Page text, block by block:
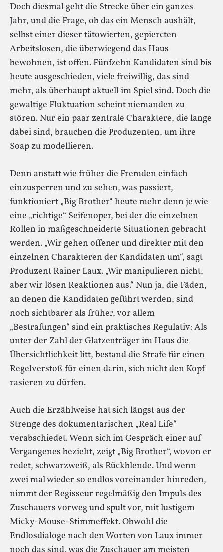
Doch diesmal geht die Strecke über ein ganzes
Jahr, und die Frage, ob das ein Mensch aushält,
selbst einer dieser tätowierten, gepiercten
Arbeitslosen, die überwiegend das Haus
bewohnen, ist offen. Fünfzehn Kandidaten sind bis
heute ausgeschieden, viele freiwillig, das sind
mehr, als überhaupt aktuell im Spiel sind. Doch die
gewaltige Fluktuation scheint niemanden zu
stören. Nur ein paar zentrale Charaktere, die lange
dabei sind, brauchen die Produzenten, um ihre
Soap zu modellieren.
Denn anstatt wie früher die Fremden einfach
einzusperren und zu sehen, was passiert,
funktioniert „Big Brother“ heute mehr denn je wie
eine „richtige“ Seifenoper, bei der die einzelnen
Rollen in maßgeschneiderte Situationen gebracht
werden. „Wir gehen offener und direkter mit den
einzelnen Charakteren der Kandidaten um“, sagt
Produzent Rainer Laux. „Wir manipulieren nicht,
aber wir lösen Reaktionen aus.“ Nun ja, die Fäden,
an denen die Kandidaten geführt werden, sind
noch sichtbarer als früher, vor allem
„Bestrafungen“ sind ein praktisches Regulativ: Als
unter der Zahl der Glatzenträger im Haus die
Übersichtlichkeit litt, bestand die Strafe für einen
Regelverstoß für einen darin, sich nicht den Kopf
rasieren zu dürfen.
Auch die Erzählweise hat sich längst aus der
Strenge des dokumentarischen „Real Life“
verabschiedet. Wenn sich im Gespräch einer auf
Vergangenes bezieht, zeigt „Big Brother“, wovon er
redet, schwarzweiß, als Rückblende. Und wenn
zwei mal wieder so endlos voreinander hinreden,
nimmt der Regisseur regelmäßig den Impuls des
Zuschauers vorweg und spult vor, mit lustigem
Micky-Mouse-Stimmeffekt. Obwohl die
Endlosdialoge nach den Worten von Laux immer